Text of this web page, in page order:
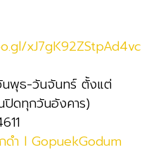
xJ7gK92ZStpAd4vc
นพุธ-วันจันทร์ ตั้งแต่
ดทุกวันอังคาร)
ดำ l GopuekGodum